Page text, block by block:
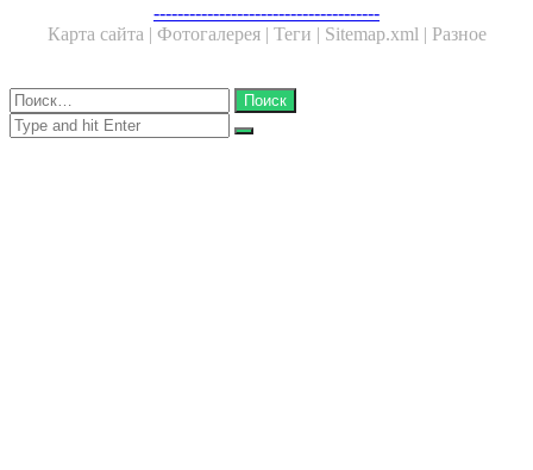
--------------------------------------
Карта сайта | Фотогалерея | Теги | Sitemap.xml | Разное
Close
Найти:
Close
Search